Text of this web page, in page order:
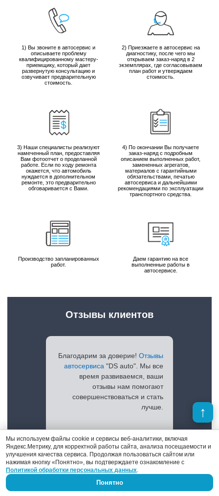
1) Вы звоните в автосервис и
описываете проблему
квалифицированному мастеру-
приемщику, который дает
развернутую консультацию и
озвучивает предварительную
стоимость.
2) Приезжаете в автосервис на
диагностику, после чего мы
открываем заказ-наряд в 2
экземплярах, где согласовываем
план работ и утверждаем
стоимость.
3) Наши специалисты реализуют
намеченный план, предоставляя
Вам фотоотчет о проделанной
работе. Если по ходу ремонта
окажется, что автомобиль
нуждается в дополнительном
ремонте, это предварительно
обговаривается с Вами.
4) По окончании Вы получаете
заказ-наряд с подробным
описанием выполненных работ,
замененных агрегатов,
материалов с гарантийными
обязательствами, печатью
автосервиса и дальнейшими
рекомендациями по эксплуатации
транспортного средства.
Производство запланированных
работ.
Даем гарантию на все
выполненные работы в
автосервисе.
Благодарим за доверие! Отзывы
автосервиса "DS auto". Мы все
время развиваемся, ваши
отзывы нам помогают
совершенствоваться и стать
лучше.
Просмотреть отзывы
Отзывы клиентов
Мы используем файлы cookie и сервисы веб-аналитики, включая
Яндекс.Метрику, для корректной работы сайта, анализа посещаемости и
улучшения качества сервиса. Продолжая пользоваться сайтом или
нажимая кнопку «Понятно», вы подтверждаете ознакомление с
Политикой обработки персональных данных.
Понятно